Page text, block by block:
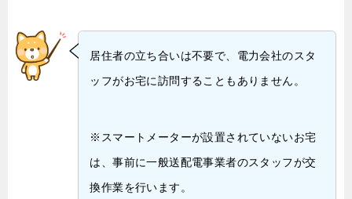
居住者の立ち合いは不要で、電力会社のスタ
ッフがお宅に訪問することもありません。
※スマートメーターが設置されていないお宅
は、事前に一般送配電事業者のスタッフが交
換作業を行います。